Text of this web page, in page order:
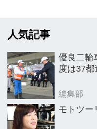
人気記事
優良二輪
度は37
編集部
モトツー